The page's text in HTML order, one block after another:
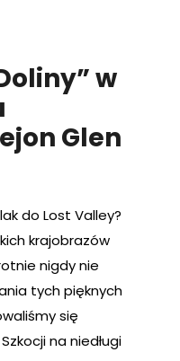
w
Glen
do Lost Valley?
krajobrazów
nigdy nie
tych pięknych
się
na niedługi